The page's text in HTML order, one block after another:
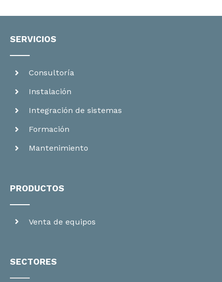
SERVICIOS
Consultoría
Instalación
Integración de sistemas
Formación
Mantenimiento
PRODUCTOS
Venta de equipos
SECTORES